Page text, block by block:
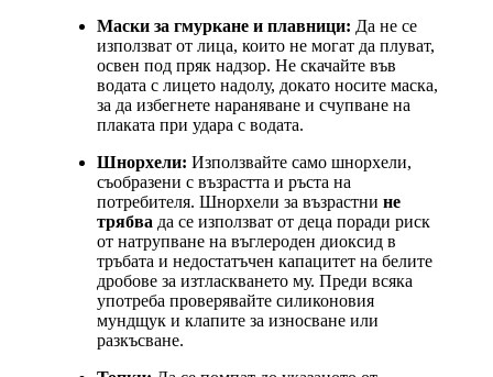
Маски за гмуркане и плавници: Да не се
използват от лица, които не могат да плуват,
освен под пряк надзор. Не скачайте във
водата с лицето надолу, докато носите маска,
за да избегнете нараняване и счупване на
плаката при удара с водата.
Шнорхели: Използвайте само шнорхели,
съобразени с възрастта и ръста на
потребителя. Шнорхели за възрастни не
трябва да се използват от деца поради риск
от натрупване на въглероден диоксид в
тръбата и недостатъчен капацитет на белите
дробове за изтласкването му. Преди всяка
употреба проверявайте силиконовия
мундщук и клапите за износване или
разкъсване.